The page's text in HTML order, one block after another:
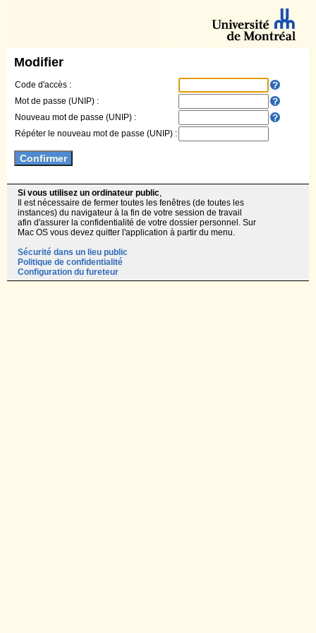
Modifier
Code d'accès :
Mot de passe (UNIP) :
Nouveau mot de passe (UNIP) :
Répéter le nouveau mot de passe (UNIP) :
Si vous utilisez un ordinateur public,
Il est nécessaire de fermer toutes les fenêtres (de toutes les
instances) du navigateur à la fin de votre session de travail
afin d'assurer la confidentialité de votre dossier personnel. Sur
Mac OS vous devez quitter l'application à partir du menu.
Sécurité dans un lieu public
Politique de confidentialité
Configuration du fureteur